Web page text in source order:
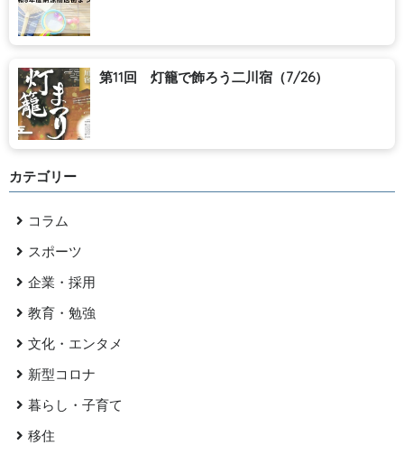
第11回 灯籠で飾ろう二川宿（7/26）
カテゴリー
コラム
スポーツ
企業・採用
教育・勉強
文化・エンタメ
新型コロナ
暮らし・子育て
移住